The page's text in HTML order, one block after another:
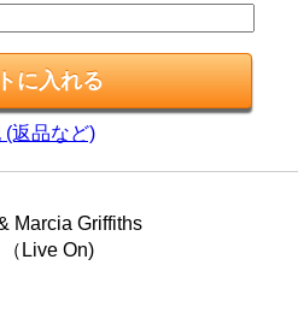
(返品など)
Marcia Griffiths
Live On)